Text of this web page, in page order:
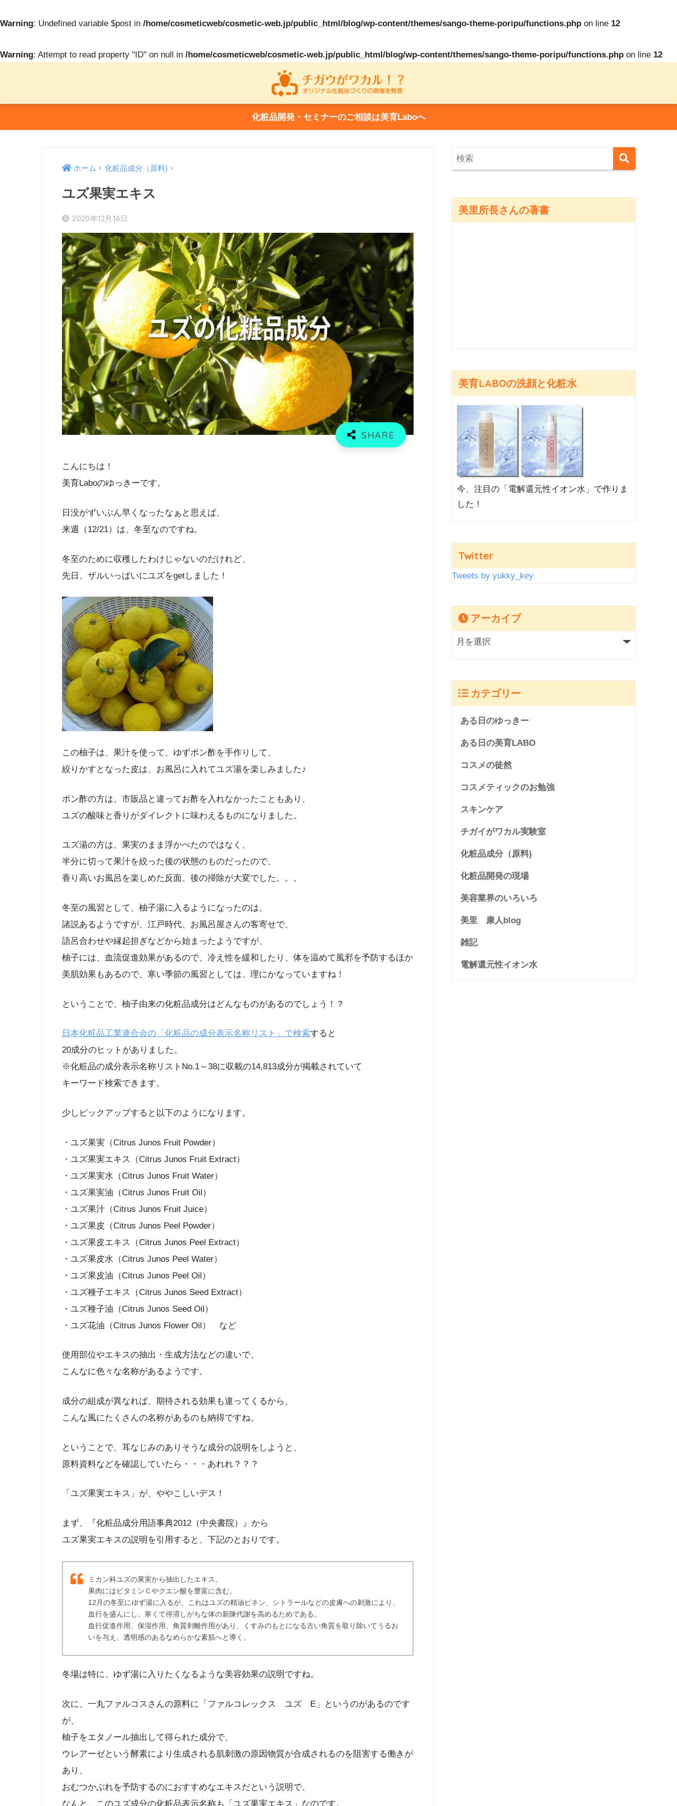
Warning: Undefined variable $post in /home/cosmeticweb/cosmetic-web.jp/public_html/blog/wp-content/themes/sango-theme-poripu/functions.php on line 12
Warning: Attempt to read property "ID" on null in /home/cosmeticweb/cosmetic-web.jp/public_html/blog/wp-content/themes/sango-theme-poripu/functions.php on line 12
化粧品開発・セミナーのご相談は美育Laboへ
ホーム 化粧品成分（原料)
ユズ果実エキス
2020年12月16日
こんにちは！
美育Laboのゆっきーです。
日没がずいぶん早くなったなぁと思えば、
来週（12/21）は、冬至なのですね。
冬至のために収穫したわけじゃないのだけれど、
先日、ザルいっぱいにユズをgetしました！
この柚子は、果汁を使って、ゆずポン酢を手作りして、
絞りかすとなった皮は、お風呂に入れてユズ湯を楽しみました♪
ポン酢の方は、市販品と違ってお酢を入れなかったこともあり、
ユズの酸味と香りがダイレクトに味わえるものになりました。
ユズ湯の方は、果実のまま浮かべたのではなく、
半分に切って果汁を絞った後の状態のものだったので、
香り高いお風呂を楽しめた反面、後の掃除が大変でした。。。
冬至の風習として、柚子湯に入るようになったのは、
諸説あるようですが、江戸時代、お風呂屋さんの客寄せで、
語呂合わせや縁起担ぎなどから始まったようですが、
柚子には、血流促進効果があるので、冷え性を緩和したり、体を温めて風邪を予防するほか
美肌効果もあるので、寒い季節の風習としては、理にかなっていますね！
ということで、柚子由来の化粧品成分はどんなものがあるのでしょう！？
日本化粧品工業連合会の「化粧品の成分表示名称リスト」で検索すると
20成分のヒットがありました。
※化粧品の成分表示名称リストNo.1～38に収載の14,813成分が掲載されていて
キーワード検索できます。
少しピックアップすると以下のようになります。
・ユズ果実（Citrus Junos Fruit Powder）
・ユズ果実エキス（Citrus Junos Fruit Extract）
・ユズ果実水（Citrus Junos Fruit Water）
・ユズ果実油（Citrus Junos Fruit Oil）
・ユズ果汁（Citrus Junos Fruit Juice）
・ユズ果皮（Citrus Junos Peel Powder）
・ユズ果皮エキス（Citrus Junos Peel Extract）
・ユズ果皮水（Citrus Junos Peel Water）
・ユズ果皮油（Citrus Junos Peel Oil）
・ユズ種子エキス（Citrus Junos Seed Extract）
・ユズ種子油（Citrus Junos Seed Oil）
・ユズ花油（Citrus Junos Flower Oil） など
使用部位やエキスの抽出・生成方法などの違いで、
こんなに色々な名称があるようです。
成分の組成が異なれば、期待される効果も違ってくるから、
こんな風にたくさんの名称があるのも納得ですね。
ということで、耳なじみのありそうな成分の説明をしようと、
原料資料などを確認していたら・・・あれれ？？？
「ユズ果実エキス」が、ややこしいデス！
まず、『化粧品成分用語事典2012（中央書院）』から
ユズ果実エキスの説明を引用すると、下記のとおりです。
ミカン科ユズの果実から抽出したエキス。
果肉にはビタミンＣやクエン酸を豊富に含む。
12月の冬至にゆず湯に入るが、これはユズの精油ピネン、シトラールなどの皮膚への刺激により、
血行を盛んにし、寒くて停滞しがちな体の新陳代謝を高めるためである。
血行促進作用、保湿作用、角質剥離作用があり、くすみのもとになる古い角質を取り除いてうるお
いを与え、透明感のあるなめらかな素肌へと導く。
冬場は特に、ゆず湯に入りたくなるような美容効果の説明ですね。
次に、一丸ファルコスさんの原料に「ファルコレックス ユズ E」というのがあるのです
が、
柚子をエタノール抽出して得られた成分で、
ウレアーゼという酵素により生成される肌刺激の原因物質が合成されるのを阻害する働きが
あり、
おむつかぶれを予防するのにおすすめなエキスだという説明で、
なんと、このユズ成分の化粧品表示名称も「ユズ果実エキス」なのです。
美里所長さんの著書
美育LABOの洗顔と化粧水
今、注目の「電解還元性イオン水」で作りま
した！
Twitter
Tweets by yukky_key
アーカイブ
カテゴリー
ある日のゆっきー
ある日の美育LABO
コスメの徒然
コスメティックのお勉強
スキンケア
チガイがワカル実験室
化粧品成分（原料)
化粧品開発の現場
美容業界のいろいろ
美里 康人blog
雑記
電解還元性イオン水